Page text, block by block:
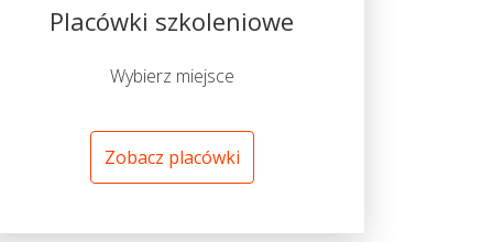
Placówki szkoleniowe
Wybierz miejsce
Zobacz placówki